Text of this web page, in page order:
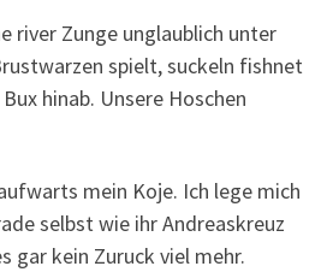
river Zunge unglaublich unter
spielt, suckeln fishnet
hinab. Unsere Hoschen
mein Koje. Ich lege mich
selbst wie ihr Andreaskreuz
gar kein Zuruck viel mehr.